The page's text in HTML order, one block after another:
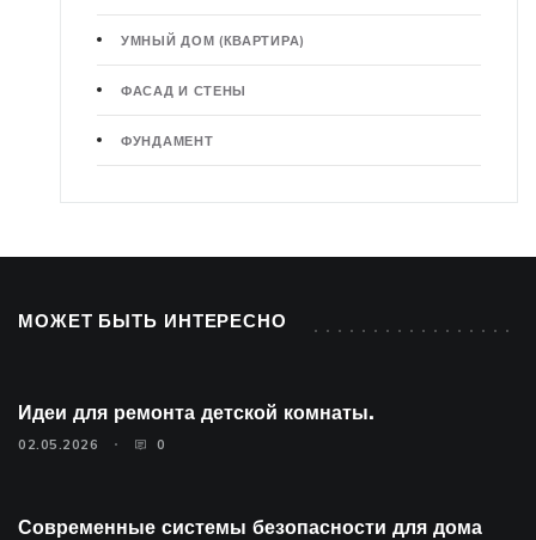
УМНЫЙ ДОМ (КВАРТИРА)
ФАСАД И СТЕНЫ
ФУНДАМЕНТ
МОЖЕТ БЫТЬ ИНТЕРЕСНО
Идеи для ремонта детской комнаты.
02.05.2026 0
Современные системы безопасности для дома